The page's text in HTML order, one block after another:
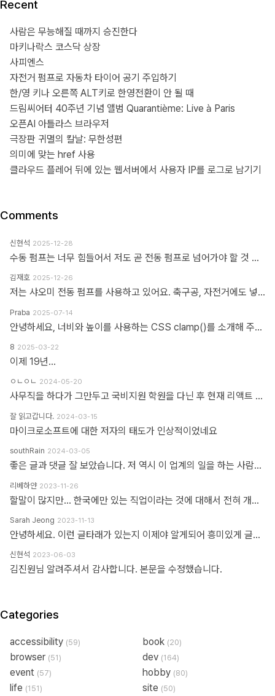
Recent
사람은 무능해질 때까지 승진한다
마키나락스 코스닥 상장
사피엔스
자전거 펌프로 자동차 타이어 공기 주입하기
한/영 키나 오른쪽 ALT키로 한영전환이 안 될 때
드림씨어터 40주년 기념 앨범 Quarantième: Live à Paris
오픈AI 아틀라스 브라우저
극장판 귀멸의 칼날: 무한성편
의미에 맞는 href 사용
클라우드 플레어 뒤에 있는 웹서버에서 사용자 IP를 로그로 남기기
Comments
신현석 2025-12-28
수동 펌프는 너무 힘들어서 저도 곧 전동 펌프로 넘어가야 할 것 같네요.
김재호 2025-12-26
저는 샤오미 전동 펌프를 사용하고 있어요. 축구공, 자전거에도 넣을 수 있고 자동차 바퀴에도 넣을 수 있어요. 아주 만족스럽습니다.
Praba 2025-07-14
안녕하세요, 너비와 높이를 사용하는 CSS clamp()를 소개해 주셔서 감사합니다. 작업 부담을 최소화하기 위해 calc(), min, max 등 언급하신 모든 기능을 갖춘 도구를 개발했습니다. https://clampgenerator.com/tools/layout-spacing-size/?property=width 에서 확인해 보세요. 즐거운 코딩 되세요.
8 2025-03-22
이제 19년...
ㅇㄴㅇㄴ 2024-05-20
사무직을 하다가 그만두고 국비지원 학원을 다닌 후 현재 리액트 개발자로 일하고 있습니다 다행인지 불행인지(?) 컴퓨터 학원을 간게 아니라 디자인 학원을 가게 되었고 그곳에서는 퍼블리셔와 프론트엔드 개발자의 용어를 혼동해서 사용하였습니다 즉 저는 한동한 "HTML 마크업 + 스타일링 + 약간의 이벤트" 오로지 "사용자가 보고 있는 부분"만 다루는 작업이 "프론트엔드 개발"로 알고 있었습니다 ============> 우리가 흔히 퍼블리셔라고 불리는 영역입니다 하지만 학습할수록 사용자 영역과 소위 백엔드라고 불리는 영역과의 호환이 필요하다는 것을 알게 되었고 그때부터 지금까지 배웠던것과 전혀 다른 역할과 기능들을 학습하게 되었습니다 즉 자바스크립트도 event와 document 부분이 아닌 배열과 객체를 편집하는 것을 배워야 하고 API를 호출해 어떻게 사용자 영역으로 가져와야 하는가 등등 기존 퍼블리셔 역할군과 전혀 다른 것들을 다루게 되었습니다 ============> 이것이 프론트엔드 영역입니다 제가 두 가지 길을 모두 걸어본 바 프론트엔드 개발은 퍼블리셔의 완벽한 상위 호환이고 추구하는 목적도, 기술도 완전히 다릅니다 처음부터 다른 길을 가야하고 생각의 구조도 다르게 가야합니다 그런 의미에서 처음에 퍼블리셔라는 말이 처음에는 편가르기 하는것처럼 싫었지만 지금은 명확하게 길을 제시한다는 관점에서 좋다는 생각을 해봅니다
잘 읽고갑니다. 2024-03-15
마이크로소프트에 대한 저자의 태도가 인상적이었네요
southRain 2024-03-05
좋은 글과 댓글 잘 보았습니다. 저 역시 이 업계의 일을 하는 사람으로써 '웹퍼블리셔' 라는 단어를 만드신 분을 이제 알았네요. 해당 용어를 만들어주셔서 감사합니다. 그 덕에 제 업무에 대한 명확한 기준을 세울 수 있었습니다. 전 이제껏 '웹퍼블리셔' 라는 직무에 부끄러운 적 없었습니다. '웹 퍼블리셔' 라는 직무를 부끄러워 하는 건, 본인이 해당 업무를 제대로 이해하지 못하고 잘 수행하지 못하기 때문이라고 생각해요. 해외와 국내의 개발업무 포지션에 대한 단어가 다를 뿐인데, 유독 국내 개발자들 중에는 굳이 급을 나누는 분들이 많더라구요. 근데 그렇게 급을 나누는 만큼 기본이 되어있는지 의심스러울 때도 많았습니다. 퍼블리셔와 상의없이 css framework 로 화면 대충 만들다가... 디자이너 요청 대로 화면 수정 못하고 대뜸 찾아와서는 수정해달라고 하는 적도 많았고... 만들어 준 화면도 자기 맘대로 이것저것 손대다가 오히려 화면 다 틀어지는 경우도 많이 봤습니다. 이런 걸 보면 오히려 '프론트엔드 개발자' 라고 본인을 지칭하는 분들이 해외와 전혀 다른 개념으로 이해하고 있는 게 아닌가 라는 생각도 들었습니다. 이제는 면역이 되서... 그런 분들 만나면 '그러려니...' 하고 말지만요. ㅎㅎ 각자가 맡은 업무가 있는 거고, 각자의 업무를 서로 존중하는 환경이 필요하다고 생각합니다. 그리고 각자의 자리에서 본인 업무를 충실하면 되지 않을까 싶습니다.
리베하얀 2023-11-26
할말이 많지만... 한국에만 있는 직업이라는 것에 대해서 전혀 개의치도 않고 부끄러워할 이유도 없다고 봅니다. 이 직업군에 대해서 이해라며녀 00년대에 무슨일이 일어났었는지.. 알필요가 있고 국내만의 특수한 환경때문에 만들어진 직업군이고... 근래에 들어 국제화가 되면서 문제시 몇몇분이 문제삼는것 같은데... 본인의 업무 바운더리는 본인이 만드는거지.. 그 단어안에 갇혀서 본인의 수준이나 인식을 만든다고 보지 않습니다. 코더니 UI개발자니, 퍼블리셔니, FE니.. 웹마스터니 풀스택이니 ㅎㅎ 많은 직업군으로 불리우고 있지만 솔직히 본인의 역량에 따라 불리운다고 생각합니다. 당시에 신현석님이 던진 하나의 단어에 여전히 밥먹고 살고 있고, 때때론 자부심도 느낍니다.
Sarah Jeong 2023-11-13
안녕하세요. 이런 글타래가 있는지 이제야 알게되어 흥미있게 글타래를 읽어보았네요. 제가 방금 글타래라고 쓴것처럼, 댓글이라는 단어에도 여러 다른 이름이 존재한다는 것을 우리는 암묵적으로 알고 있을 거라 생각하는데요 EX 1.) 글타래(민 우리말. 인터넷 게시판에서 어떤 게시글과 그에 대한 답신으로 쓰여진 게시글들의 모임. [NAVER 국어사전 글 인용]) = 댓글(게시물 밑에 남길 수 있는 글을 표현한 단어) = 코멘트(영어 코멘트를 한국어로 표현한 단어) = 리플(영어 reple을 한국어로 표현한 단어) = 스레드(thread) EX 2.) Height(사물의 높이, 사람의 키&신장, 키가 높음, 지상으로부터의 고도) 해당 단어는 발음에서 논란이 된적이 있습니다. (설마.. 고인물만 아는 거일지도...T^T..) 미국, 영국 등 주요국가에서는 해당 단어의 발음을 한국어 발음 표현으로 '하이트' or '하잍' 라고 읽으나, 스페인어로 해당 단어는 '헤이트' or '헤잍' 라고 읽습니다. 전 세계적으로 스페인어를 쓰는 인구는 2019년 3월 기준으로 4억 6천만명이며, 영어를 사용하는 인구는 3억 7천만명이라고 구글검색에 나옵니다. EX 3.) 2023년 현재 우리나라에서는 각 세대 별로 쓰는 한 가지 표현에 대한 단어들도 다릅니다. 50대 이상이신 분들은 한자어를 주로 사용하신 세대들이고, 10대 ~ 20대분들은 줄임말 또는 은어를 만들어 주로 사용하고 있습니다. 위의 예시와 같이 한 가지를 가리키는 명사에 여러가지 표현이 존재하고, 모든 사람들이 표준어 하나만 사용하고 있지 않으며, 전라도, 충정도, 경상도 방언이 존재한다는 사실도 암묵적으로 우리는 알고 있다 생각합니다 물론, 표준어처럼 한 가지 표현만 존재하면 다시 한번 확인하는 절차없이 의사소통이 원활할테지만, 우리는 일상속에서도 방언이나 댓글, 줄임말 등의 다른 표현들을 받아들이고 있는 존재들입니다. 만드신 분의 말씀대로 그저 지나온 과거에서는 그 표현이 필요하여 쓰여졌었다고 이해하고 넘어가시면 어떨까하여 주절대며 나불거려보았네요.. PS. 쓰잘데기 없는 제 생각을 읽어주셔서 고맙습니다.. AI도 발전해나가고 있는 마당에 같은 인종끼리 싸우지 맙시다~~~ㅋㅋㅋ
신현석 2023-06-03
김진원님 알려주셔서 감사합니다. 본문을 수정했습니다.
Categories
accessibility (59) book (20)
browser (51) dev (164)
event (57) hobby (80)
life (151) site (50)